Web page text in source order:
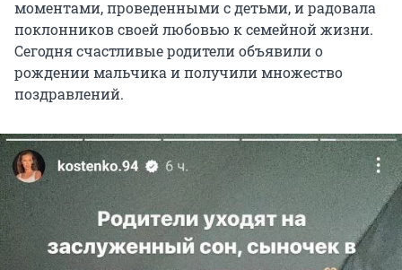
моментами, проведенными с детьми, и радовала
поклонников своей любовью к семейной жизни.
Сегодня счастливые родители объявили о
рождении мальчика и получили множество
поздравлений.